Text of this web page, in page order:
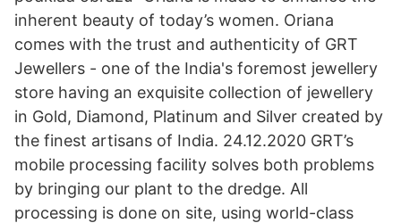
inherent beauty of today’s women. Oriana
comes with the trust and authenticity of GRT
Jewellers - one of the India's foremost jewellery
store having an exquisite collection of jewellery
in Gold, Diamond, Platinum and Silver created by
the finest artisans of India. 24.12.2020 GRT’s
mobile processing facility solves both problems
by bringing our plant to the dredge. All
processing is done on site, using world-class